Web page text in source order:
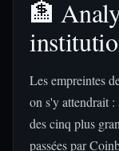
🏦
Les empreintes
on s'y attendrait
des cinq plus
passées par